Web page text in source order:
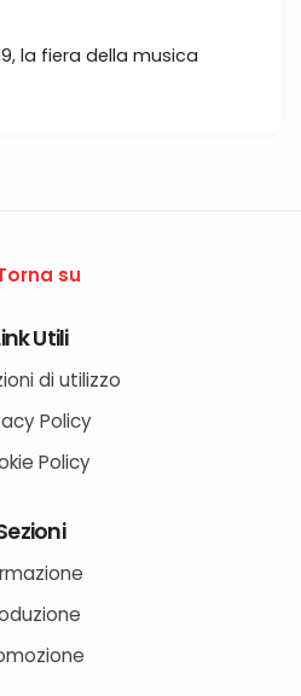
la fiera della musica
su
Utili
di utilizzo
Policy
Policy